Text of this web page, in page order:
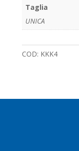
Taglia
UNICA
COD: KKK4